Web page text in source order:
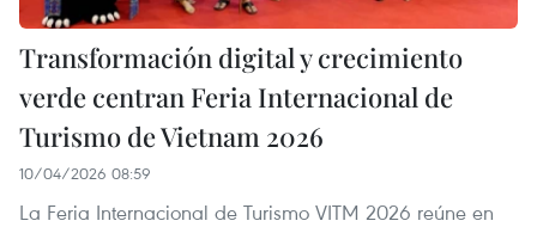
Transformación digital y crecimiento
verde centran Feria Internacional de
Turismo de Vietnam 2026
10/04/2026 08:59
La Feria Internacional de Turismo VITM 2026 reúne en